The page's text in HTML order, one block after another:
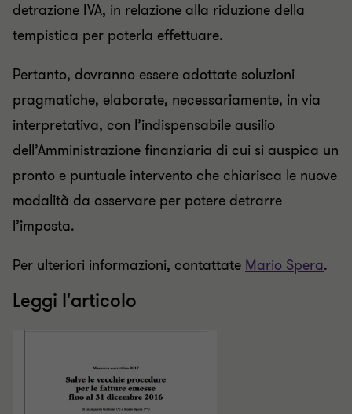
detrazione IVA, in relazione alla riduzione della
tempistica per poterla effettuare.
Pertanto, dovranno essere adottate soluzioni
pragmatiche, elaborate, necessariamente, in via
interpretativa, con l’indispensabile ausilio
dell’Amministrazione finanziaria di cui si auspica un
pronto e puntuale intervento che chiarisca le nuove
modalità da osservare per potere detrarre
l’imposta.
Per ulteriori informazioni, contattate Mario Spera.
Leggi l'articolo